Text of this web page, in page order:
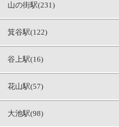
山の街駅(231)
箕谷駅(122)
谷上駅(16)
花山駅(57)
大池駅(98)